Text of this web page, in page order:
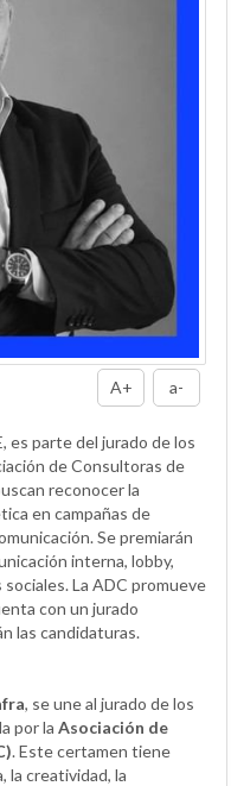
A+ a-
es parte del jurado de los
de Consultoras de
reconocer la
en campañas de
Se premiarán
interna, lobby,
La ADC promueve
con un jurado
las candidaturas.
, se une al jurado de los
por la Asociación de
. Este certamen tiene
la creatividad, la